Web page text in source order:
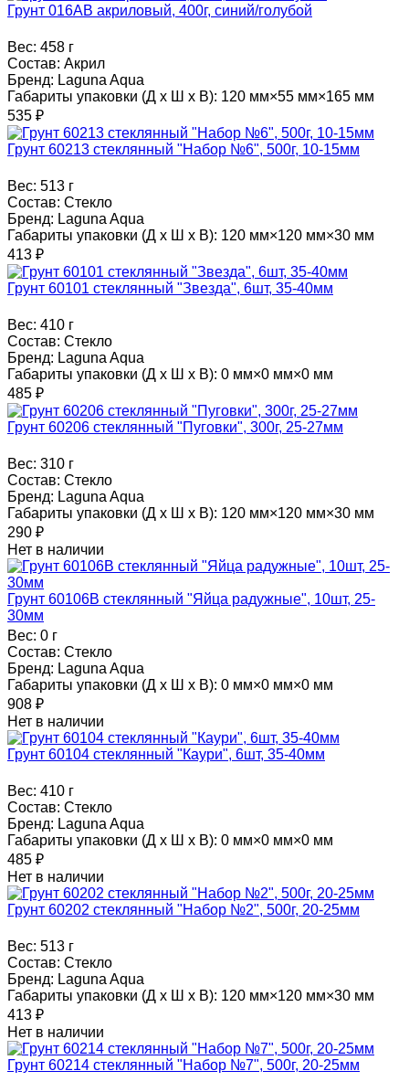
Грунт 016AB акриловый, 400г, синий/голубой
Вес: 458 г
Состав: Акрил
Бренд: Laguna Aqua
Габариты упаковки (Д х Ш х В): 120 мм×55 мм×165 мм
535 ₽
Грунт 60213 стеклянный "Набор №6", 500г, 10-15мм
Вес: 513 г
Состав: Стекло
Бренд: Laguna Aqua
Габариты упаковки (Д х Ш х В): 120 мм×120 мм×30 мм
413 ₽
Грунт 60101 стеклянный "Звезда", 6шт, 35-40мм
Вес: 410 г
Состав: Стекло
Бренд: Laguna Aqua
Габариты упаковки (Д х Ш х В): 0 мм×0 мм×0 мм
485 ₽
Грунт 60206 стеклянный "Пуговки", 300г, 25-27мм
Вес: 310 г
Состав: Стекло
Бренд: Laguna Aqua
Габариты упаковки (Д х Ш х В): 120 мм×120 мм×30 мм
290 ₽
Нет в наличии
Грунт 60106B стеклянный "Яйца радужные", 10шт, 25-
30мм
Вес: 0 г
Состав: Стекло
Бренд: Laguna Aqua
Габариты упаковки (Д х Ш х В): 0 мм×0 мм×0 мм
908 ₽
Нет в наличии
Грунт 60104 стеклянный "Каури", 6шт, 35-40мм
Вес: 410 г
Состав: Стекло
Бренд: Laguna Aqua
Габариты упаковки (Д х Ш х В): 0 мм×0 мм×0 мм
485 ₽
Нет в наличии
Грунт 60202 стеклянный "Набор №2", 500г, 20-25мм
Вес: 513 г
Состав: Стекло
Бренд: Laguna Aqua
Габариты упаковки (Д х Ш х В): 120 мм×120 мм×30 мм
413 ₽
Нет в наличии
Грунт 60214 стеклянный "Набор №7", 500г, 20-25мм